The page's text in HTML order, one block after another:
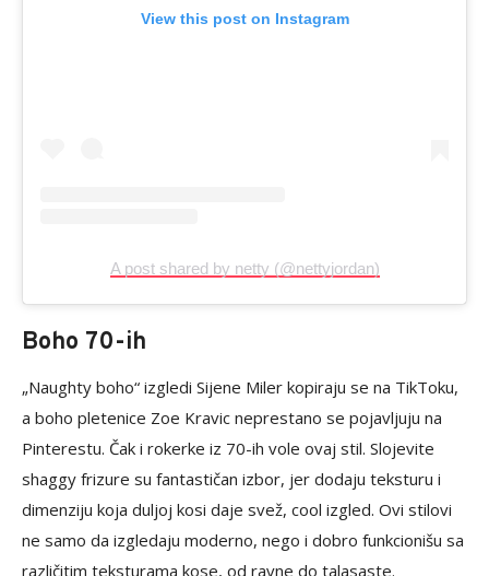
View this post on Instagram
A post shared by netty (@nettyjordan)
Boho 70-ih
„Naughty boho“ izgledi Sijene Miler kopiraju se na TikToku,
a boho pletenice Zoe Kravic neprestano se pojavljuju na
Pinterestu. Čak i rokerke iz 70-ih vole ovaj stil. Slojevite
shaggy frizure su fantastičan izbor, jer dodaju teksturu i
dimenziju koja duljoj kosi daje svež, cool izgled. Ovi stilovi
ne samo da izgledaju moderno, nego i dobro funkcionišu sa
različitim teksturama kose, od ravne do talasaste.